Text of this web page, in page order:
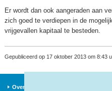
Er wordt dan ook aangeraden aan
zich goed te verdiepen in de
vrijgevallen kapitaal te besteden.
Gepubliceerd op 17 oktober 2013 om 8:43
Over ons